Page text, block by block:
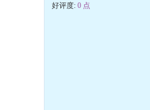
好评度: 0 点